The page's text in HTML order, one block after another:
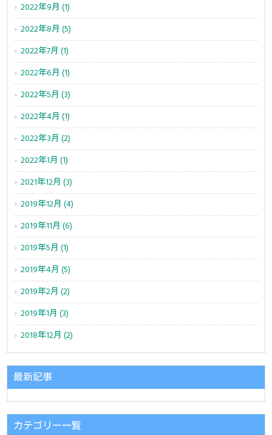
2022年9月 (1)
2022年8月 (5)
2022年7月 (1)
2022年6月 (1)
2022年5月 (3)
2022年4月 (1)
2022年3月 (2)
2022年1月 (1)
2021年12月 (3)
2019年12月 (4)
2019年11月 (6)
2019年5月 (1)
2019年4月 (5)
2019年2月 (2)
2019年1月 (3)
2018年12月 (2)
最新記事
カテゴリー一覧